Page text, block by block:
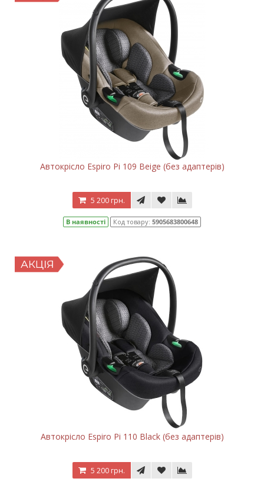
Автокрісло Espiro Pi 109 Beige (без адаптерів)
5 200 грн.
В наявності Код товару: 5905683800648
Автокрісло Espiro Pi 110 Black (без адаптерів)
5 200 грн.